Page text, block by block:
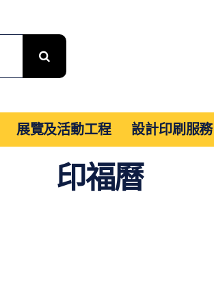
展覽及活動工程 設計印刷服務
印福曆